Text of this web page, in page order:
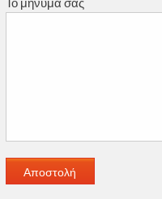
Το μήνυμά σας